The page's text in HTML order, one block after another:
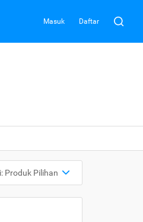
Masuk Daftar
Produk Pilihan